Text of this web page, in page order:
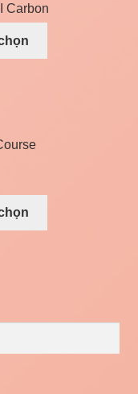
Carbon